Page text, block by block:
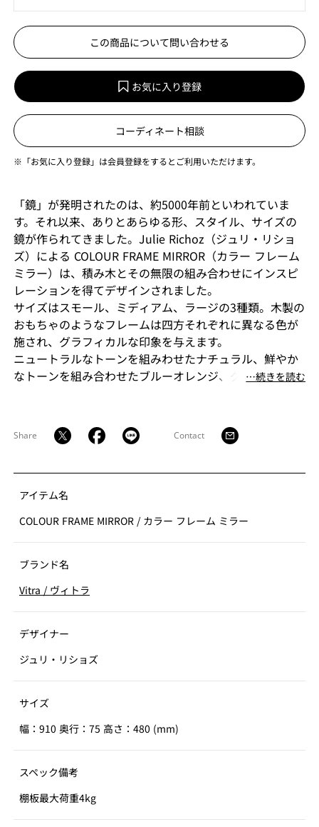
この商品について問い合わせる
お気に入り登録
コーディネート相談
※「お気に入り登録」は会員登録をするとご利用いただけます。
「鏡」が発明されたのは、約5000年前といわれていま
す。それ以来、ありとあらゆる形、スタイル、サイズの
鏡が作られてきました。Julie Richoz（ジュリ・リショ
ズ）による COLOUR FRAME MIRROR（カラー フレーム
ミラー）は、積み木とその無限の組み合わせにインスピ
レーションを得てデザインされました。
サイズはスモール、ミディアム、ラージの3種類。木製の
おもちゃのようなフレームは四方それぞれに異なる色が
施され、グラフィカルな印象を与えます。
ニュートラルなトーンを組みわせたナチュラル、鮮やか
なトーンを組み合わせたブルーオレンジ、グリーンピン
り、ディスプレイボックスのようにオブジェを飾ったり
することができます。壁に取り付けて使用する場合、ス
す。複数を組み合わせると、それぞれのカラーとフォル
ムが相互に作用し、さまざまなアレンジを楽しめます。
⋯続きを読む
Share Contact
アイテム名
COLOUR FRAME MIRROR / カラー フレーム ミラー
ブランド名
Vitra / ヴィトラ
デザイナー
ジュリ・リショズ
サイズ
幅：910 奥行：75 高さ：480 (mm)
スペック備考
棚板最大荷重4kg